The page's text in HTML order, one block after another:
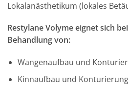
Lokalanästhetikum (lokales
Restylane Volyme eignet sich
Behandlung von:
Wangenaufbau und
Kinnaufbau und Konturierung